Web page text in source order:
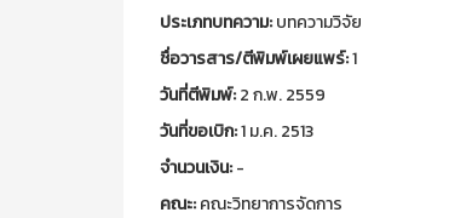
ประเภทบทความ:บทความวิจัย
ชื่อวารสาร/ตีพิมพ์เผยแพร์:1
วันที่ตีพิมพ์:2 ก.พ. 2559
วันที่ขอเบิก:1 ม.ค. 2513
จำนวนเงิน:-
คณะ:คณะวิทยาการจัดการ